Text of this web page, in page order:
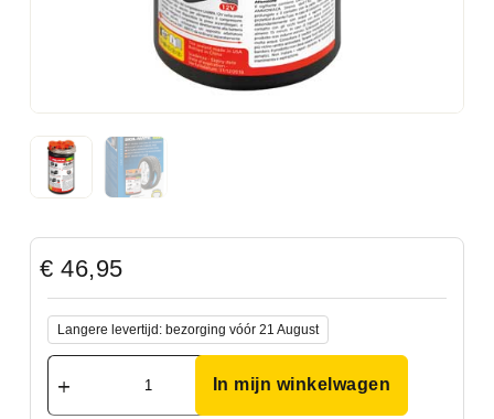
€ 46,95
Langere levertijd: bezorging vóór 21 August
In mijn winkelwagen